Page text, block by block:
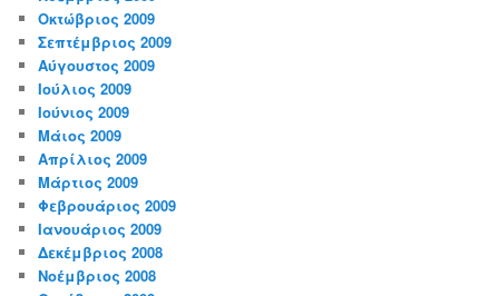
Οκτώβριος 2009
Σεπτέμβριος 2009
Αύγουστος 2009
Ιούλιος 2009
Ιούνιος 2009
Μάιος 2009
Απρίλιος 2009
Μάρτιος 2009
Φεβρουάριος 2009
Ιανουάριος 2009
Δεκέμβριος 2008
Νοέμβριος 2008